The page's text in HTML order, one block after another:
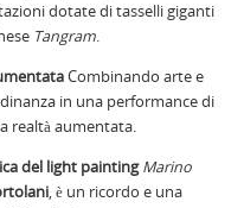
dotate di tasselli giganti
Tangram.
Combinando arte e
in una performance di
realtà aumentata.
del light painting Marino
, è un ricordo e una